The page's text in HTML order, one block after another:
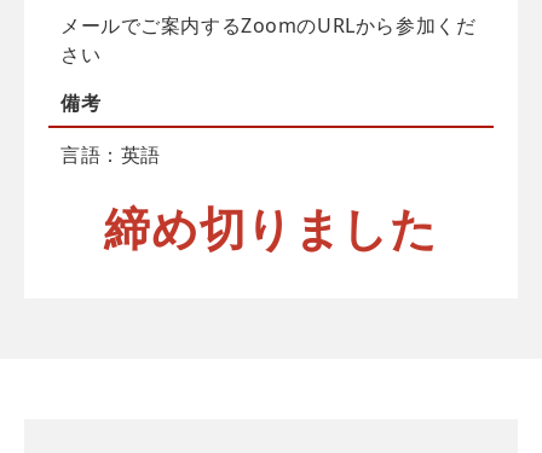
メールでご案内するZoomのURLから参加くだ
さい
備考
言語：英語
締め切りました